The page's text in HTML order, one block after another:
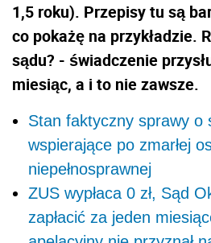
1,5 roku). Przepisy tu są
co pokażę na przykładzie.
sądu? - świadczenie
miesiąc, a i to nie zawsze.
Stan faktyczny sprawy o
wspierające po zmarłej
niepełnosprawnej
ZUS wypłaca 0 zł, Sąd
zapłacić za jeden